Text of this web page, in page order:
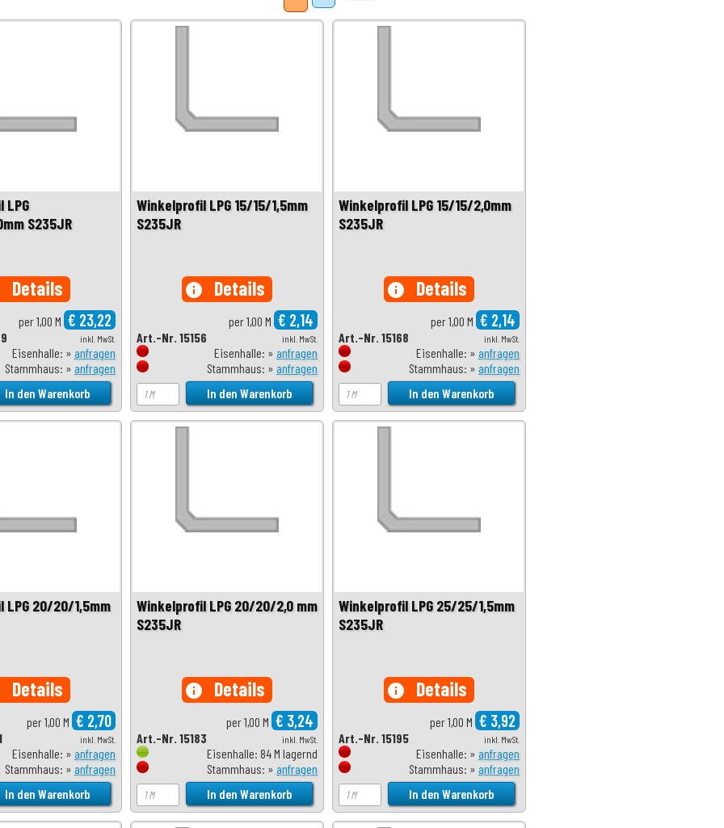
LPG
S235JR
Details
per 1,00 M € 23,22
inkl. MwSt.
Eisenhalle: » anfragen
Stammhaus: » anfragen
Winkelprofil LPG 15/15/1,5mm
S235JR
info Details
per 1,00 M € 2,14
inkl. MwSt.
Art.-Nr. 15156
Eisenhalle: » anfragen
Stammhaus: » anfragen
Winkelprofil LPG 15/15/2,0mm
S235JR
info Details
per 1,00 M € 2,14
inkl. MwSt.
Art.-Nr. 15168
Eisenhalle: » anfragen
Stammhaus: » anfragen
LPG 20/20/1,5mm
Details
per 1,00 M € 2,70
inkl. MwSt.
Eisenhalle: » anfragen
Stammhaus: » anfragen
Winkelprofil LPG 20/20/2,0 mm
S235JR
info Details
per 1,00 M € 3,24
inkl. MwSt.
Art.-Nr. 15183
Eisenhalle: 84 M lagernd
Stammhaus: » anfragen
Winkelprofil LPG 25/25/1,5mm
S235JR
info Details
per 1,00 M € 3,92
inkl. MwSt.
Art.-Nr. 15195
Eisenhalle: » anfragen
Stammhaus: » anfragen